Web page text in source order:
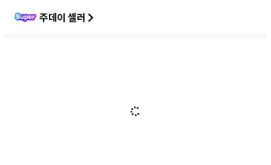
주데이 셀러